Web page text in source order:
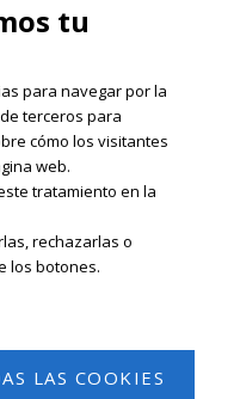
de
tu
para navegar por la
terceros para
cómo los visitantes
web.
tratamiento en la
rechazarlas o
los botones.
LAS COOKIES